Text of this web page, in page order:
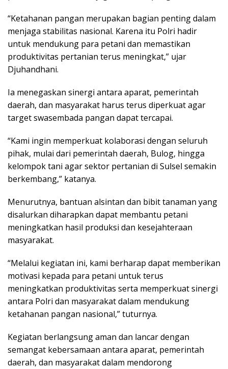
“Ketahanan pangan merupakan bagian penting dalam
menjaga stabilitas nasional. Karena itu Polri hadir
untuk mendukung para petani dan memastikan
produktivitas pertanian terus meningkat,” ujar
Djuhandhani.
Ia menegaskan sinergi antara aparat, pemerintah
daerah, dan masyarakat harus terus diperkuat agar
target swasembada pangan dapat tercapai.
“Kami ingin memperkuat kolaborasi dengan seluruh
pihak, mulai dari pemerintah daerah, Bulog, hingga
kelompok tani agar sektor pertanian di Sulsel semakin
berkembang,” katanya.
Menurutnya, bantuan alsintan dan bibit tanaman yang
disalurkan diharapkan dapat membantu petani
meningkatkan hasil produksi dan kesejahteraan
masyarakat.
“Melalui kegiatan ini, kami berharap dapat memberikan
motivasi kepada para petani untuk terus
meningkatkan produktivitas serta memperkuat sinergi
antara Polri dan masyarakat dalam mendukung
ketahanan pangan nasional,” tuturnya.
Kegiatan berlangsung aman dan lancar dengan
semangat kebersamaan antara aparat, pemerintah
daerah, dan masyarakat dalam mendorong